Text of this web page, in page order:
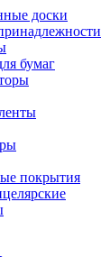
доски
бумаг
покрытия